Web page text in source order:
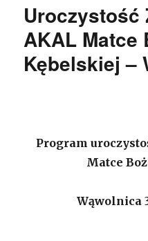
Uroczystość
AKAL Matce
Kębelskiej –
Program
Matce
Wąwolnica